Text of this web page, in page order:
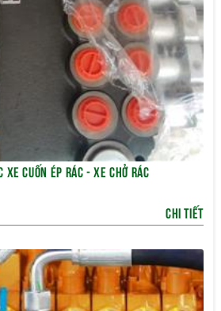
XE CUỐN ÉP RÁC - XE CHỞ RÁC
CHI TIẾT